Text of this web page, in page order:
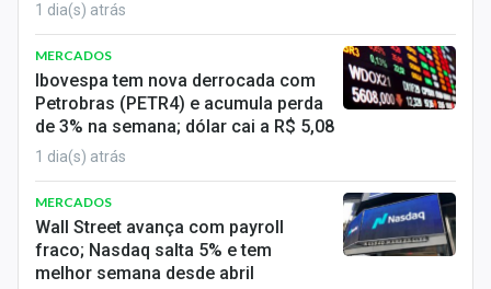
1 dia(s) atrás
MERCADOS
Ibovespa tem nova derrocada com
Petrobras (PETR4) e acumula perda
de 3% na semana; dólar cai a R$ 5,08
1 dia(s) atrás
MERCADOS
Wall Street avança com payroll
fraco; Nasdaq salta 5% e tem
melhor semana desde abril